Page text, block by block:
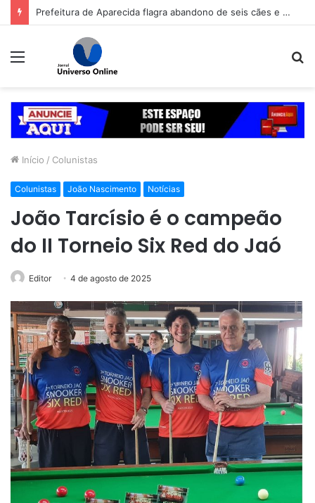
Prefeitura de Aparecida flagra abandono de seis cães e reitera que o ato é crime inafiançável
Menu
Início / Colunistas
Colunistas João Nascimento Notícias
João Tarcísio é o campeão
do II Torneio Six Red do Jaó
Editor 4 de agosto de 2025